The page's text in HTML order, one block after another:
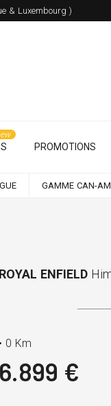
& Luxembourg )
PROMOTIONS
GAMME CAN-AM
ROYAL ENFIELD
• 0 Km
6.899 €